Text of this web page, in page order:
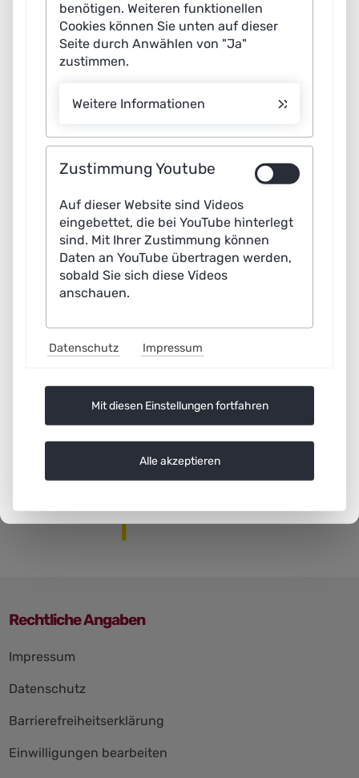
sich an veränderte Situationen anpassen, können den
Menschen bei Tätigkeiten in gefährlichen Umgebungen
wirksam unterstützen – beispielsweise bei Bränden oder
Systeme große Potenziale für Forschung und Wirtschaft:
zugänglichen Umgebungen kostengünstiger gegenüber
bemannten Missionen. Für solche Einsätze sind aus
bewältigen. Näheres dazu beleuchtet der vorliegende
Lernende Systeme in lebensfeindlichen
Umgebungen: Bericht der AG 7
Rechtliche Angaben
überspringen
Impressum
Datenschutz
Barrierefreiheitserklärung
Einwilligungen bearbeiten
benötigen. Weiteren funktionellen
Cookies können Sie unten auf dieser
Seite durch Anwählen von "Ja"
zustimmen.
Weitere Informationen
Zustimmung Youtube
Auf dieser Website sind Videos
eingebettet, die bei YouTube hinterlegt
sind. Mit Ihrer Zustimmung können
Daten an YouTube übertragen werden,
sobald Sie sich diese Videos
anschauen.
Datenschutz Impressum
Mit diesen Einstellungen fortfahren
Alle akzeptieren